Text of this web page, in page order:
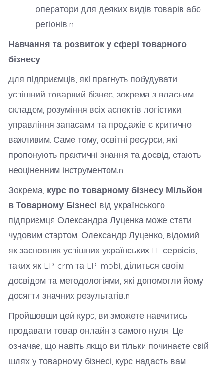
оператори для деяких видів товарів або
регіонів.n
Навчання та розвиток у сфері товарного
бізнесу
Для підприємців, які прагнуть побудувати
успішний товарний бізнес, зокрема з власним
складом, розуміння всіх аспектів логістики,
управління запасами та продажів є критично
важливим. Саме тому, освітні ресурси, які
пропонують практичні знання та досвід, стають
неоціненним інструментом.n
Зокрема, курс по товарному бізнесу Мільйон
в Товарному Бізнесі від українського
підприємця Олександра Луценка може стати
чудовим стартом. Олександр Луценко, відомий
як засновник успішних українських IT-сервісів,
таких як LP-crm та LP-mobi, ділиться своїм
досвідом та методологіями, які допомогли йому
досягти значних результатів.n
Пройшовши цей курс, ви зможете навчитись
продавати товар онлайн з самого нуля. Це
означає, що навіть якщо ви тільки починаєте свій
шлях у товарному бізнесі, курс надасть вам